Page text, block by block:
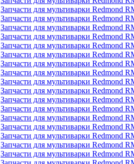
Запчасти для мультиварки Redmond
Запчасти для мультиварки Redmond
Запчасти для мультиварки Redmond
Запчасти для мультиварки Redmond
Запчасти для мультиварки Redmond
Запчасти для мультиварки Redmond
Запчасти для мультиварки Redmond
Запчасти для мультиварки Redmond
Запчасти для мультиварки Redmond
Запчасти для мультиварки Redmond
Запчасти для мультиварки Redmond
Запчасти для мультиварки Redmond
Запчасти для мультиварки Redmond
Запчасти для мультиварки Redmond
Запчасти для мультиварки Redmond
Запчасти для мультиварки Redmond
Запчасти для мультиварки Redmond